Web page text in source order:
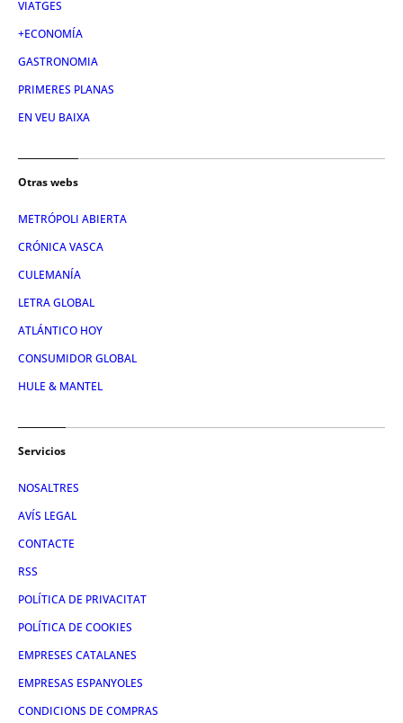
VIATGES
+ECONOMÍA
GASTRONOMIA
PRIMERES PLANAS
EN VEU BAIXA
Otras webs
METRÓPOLI ABIERTA
CRÓNICA VASCA
CULEMANÍA
LETRA GLOBAL
ATLÁNTICO HOY
CONSUMIDOR GLOBAL
HULE & MANTEL
Servicios
NOSALTRES
AVÍS LEGAL
CONTACTE
RSS
POLÍTICA DE PRIVACITAT
POLÍTICA DE COOKIES
EMPRESES CATALANES
EMPRESAS ESPANYOLES
CONDICIONS DE COMPRAS